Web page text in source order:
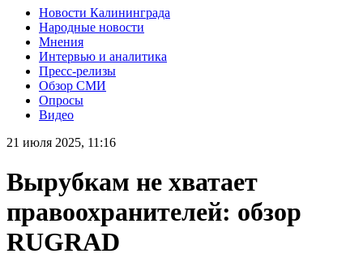
Новости Калининграда
Народные новости
Мнения
Интервью и аналитика
Пресс-релизы
Обзор СМИ
Опросы
Видео
21 июля 2025, 11:16
Вырубкам не хватает
правоохранителей: обзор
RUGRAD